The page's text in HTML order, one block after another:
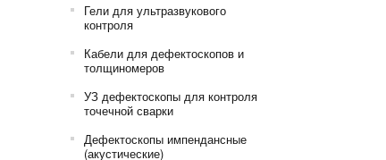
Гели для ультразвукового
контроля
Кабели для дефектоскопов и
толщиномеров
УЗ дефектоскопы для контроля
точечной сварки
Дефектоскопы импендансные
(акустические)